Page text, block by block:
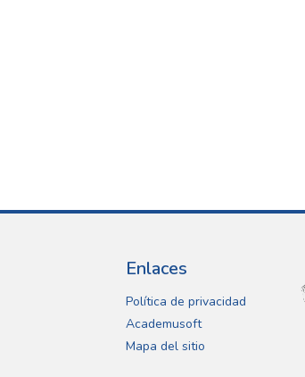
Enlaces
Política de privacidad
Academusoft
Mapa del sitio